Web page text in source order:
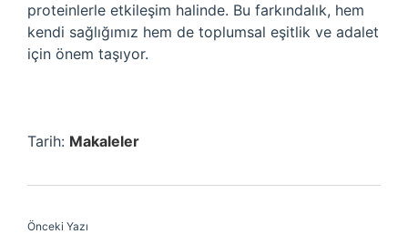
proteinlerle etkileşim halinde. Bu farkındalık, hem
kendi sağlığımız hem de toplumsal eşitlik ve adalet
için önem taşıyor.
Tarih: Makaleler
Önceki Yazı